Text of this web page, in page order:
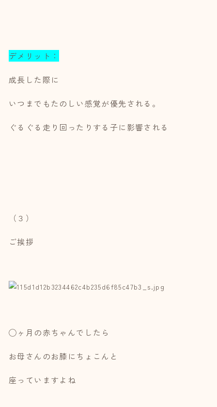
デメリット：
成長した際に
いつまでもたのしい感覚が優先される。
ぐるぐる走り回ったりする子に影響される
（３）
ご挨拶
◯ヶ月の赤ちゃんでしたら
お母さんのお膝にちょこんと
座っていますよね